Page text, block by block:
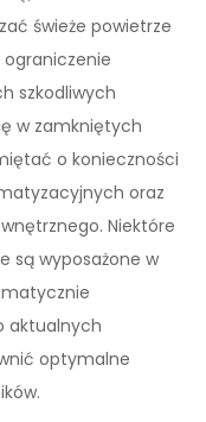
świeże powietrze
ograniczenie
szkodliwych
w zamkniętych
o konieczności
oraz
Niektóre
są wyposażone w
aktualnych
optymalne